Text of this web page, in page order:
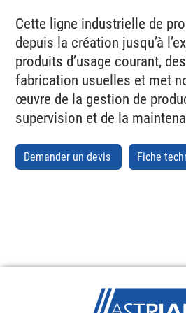
Cette ligne industrielle de
depuis la création jusqu’à
produits d’usage courant,
fabrication usuelles et met
œuvre de la gestion de
supervision et de la
Demander un devis Fiche